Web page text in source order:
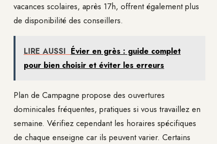
vacances scolaires, après 17h, offrent également plus
de disponibilité des conseillers.
LIRE AUSSI Évier en grès : guide complet
pour bien choisir et éviter les erreurs
Plan de Campagne propose des ouvertures
dominicales fréquentes, pratiques si vous travaillez en
semaine. Vérifiez cependant les horaires spécifiques
de chaque enseigne car ils peuvent varier. Certains